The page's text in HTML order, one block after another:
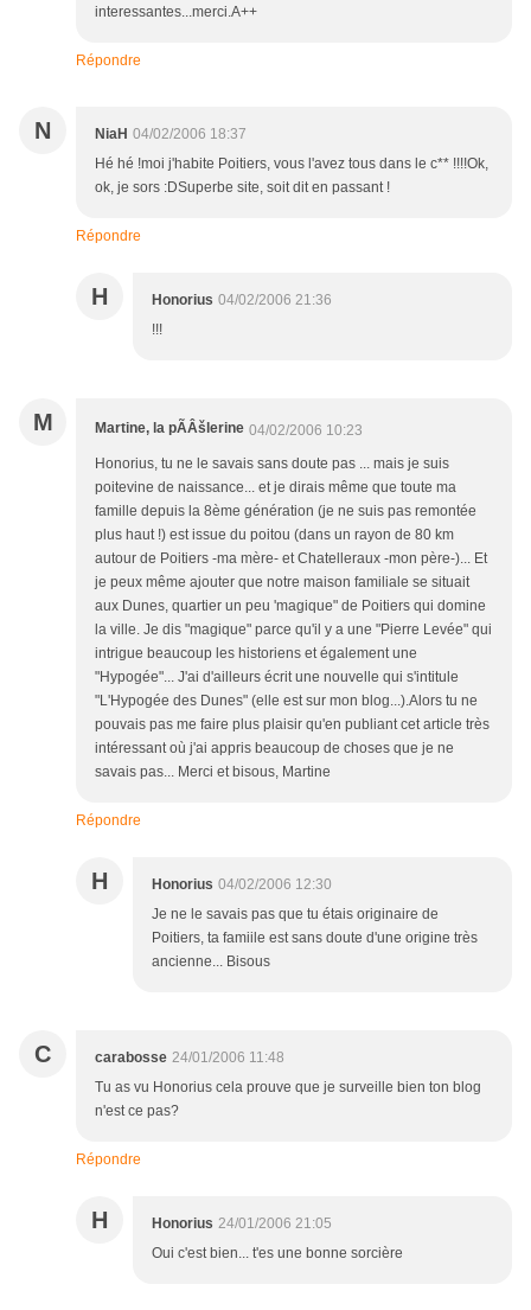
interessantes...merci.A++
Répondre
N NiaH 04/02/2006 18:37
Hé hé !moi j'habite Poitiers, vous l'avez tous dans le c** !!!!Ok,
ok, je sors :DSuperbe site, soit dit en passant !
Répondre
H Honorius 04/02/2006 21:36
!!!
M Martine, la pÃÂšlerine 04/02/2006 10:23
Honorius, tu ne le savais sans doute pas ... mais je suis
poitevine de naissance... et je dirais même que toute ma
famille depuis la 8ème génération (je ne suis pas remontée
plus haut !) est issue du poitou (dans un rayon de 80 km
autour de Poitiers -ma mère- et Chatelleraux -mon père-)... Et
je peux même ajouter que notre maison familiale se situait
aux Dunes, quartier un peu 'magique" de Poitiers qui domine
la ville. Je dis "magique" parce qu'il y a une "Pierre Levée" qui
intrigue beaucoup les historiens et également une
"Hypogée"... J'ai d'ailleurs écrit une nouvelle qui s'intitule
"L'Hypogée des Dunes" (elle est sur mon blog...).Alors tu ne
pouvais pas me faire plus plaisir qu'en publiant cet article très
intéressant où j'ai appris beaucoup de choses que je ne
savais pas... Merci et bisous, Martine
Répondre
H Honorius 04/02/2006 12:30
Je ne le savais pas que tu étais originaire de
Poitiers, ta famiile est sans doute d'une origine très
ancienne... Bisous
C carabosse 24/01/2006 11:48
Tu as vu Honorius cela prouve que je surveille bien ton blog
n'est ce pas?
Répondre
H Honorius 24/01/2006 21:05
Oui c'est bien... t'es une bonne sorcière